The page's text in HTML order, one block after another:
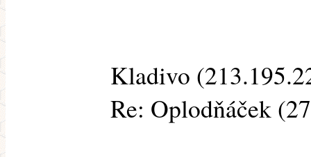
Kladivo
Re: Oplodňáček